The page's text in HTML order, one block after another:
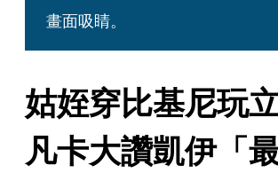
畫面吸睛。
姑姪穿比基尼玩
凡卡大讚凱伊「